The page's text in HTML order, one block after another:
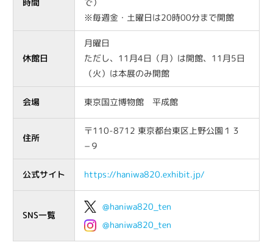
時間
で）
※毎週金・土曜日は20時00分まで開館
休館日
月曜日
ただし、11月4日（月）は開館、11月5日
（火）は本展のみ開館
会場 東京国立博物館 平成館
住所
〒110-8712 東京都台東区上野公園１３
−９
公式サイト https://haniwa820.exhibit.jp/
SNS一覧
@haniwa820_ten
@haniwa820_ten